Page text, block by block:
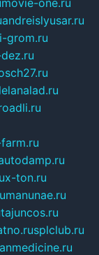
andreislyusar.ru
grom.ru
x-ton.ru
manunae.ru
tajuncos.ru
splclub.ru